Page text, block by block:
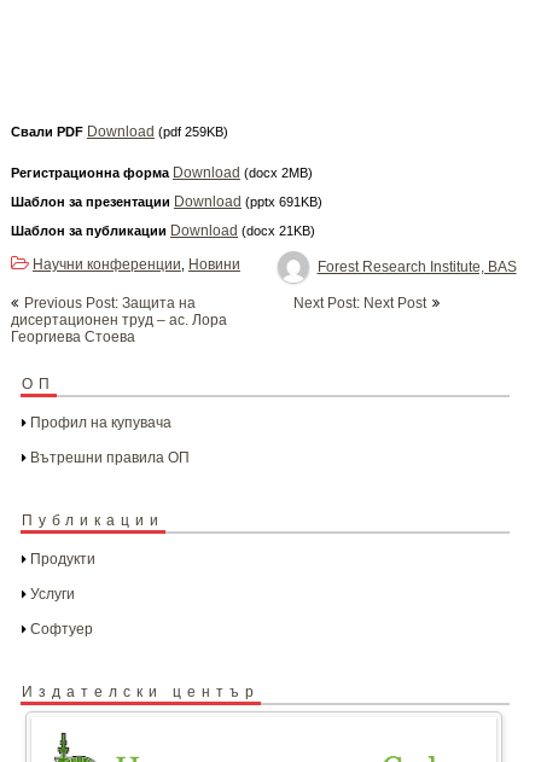
Свали PDF Download (pdf 259KB)
Регистрационна форма Download (docx 2MB)
Шаблон за презентации Download (pptx 691KB)
Шаблон за публикации Download (docx 21KB)
Forest Research Institute, BAS
Научни конференции
Новини
navigation
Previous Post: Защита на
дисертационен труд – ас. Лора
Георгиева Стоева
Next Post: Next Post
ОП
Профил на купувача
Вътрешни правила ОП
Публикации
Продукти
Услуги
Софтуер
Издателски център